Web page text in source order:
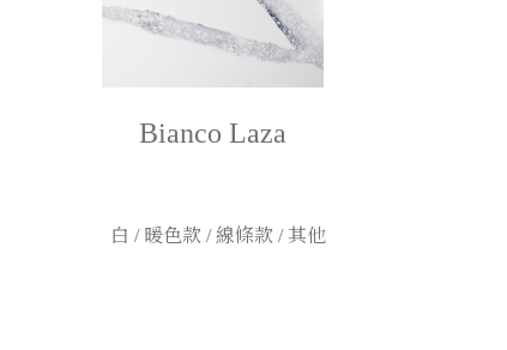
Bianco Laza
白 / 暖色款 / 線條款 / 其他